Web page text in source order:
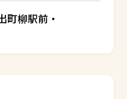
町柳駅前・